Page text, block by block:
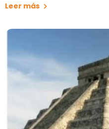
Leer más